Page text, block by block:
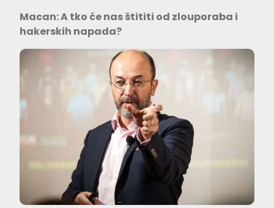
Macan: A tko će nas štititi od zlouporaba i
hakerskih napada?